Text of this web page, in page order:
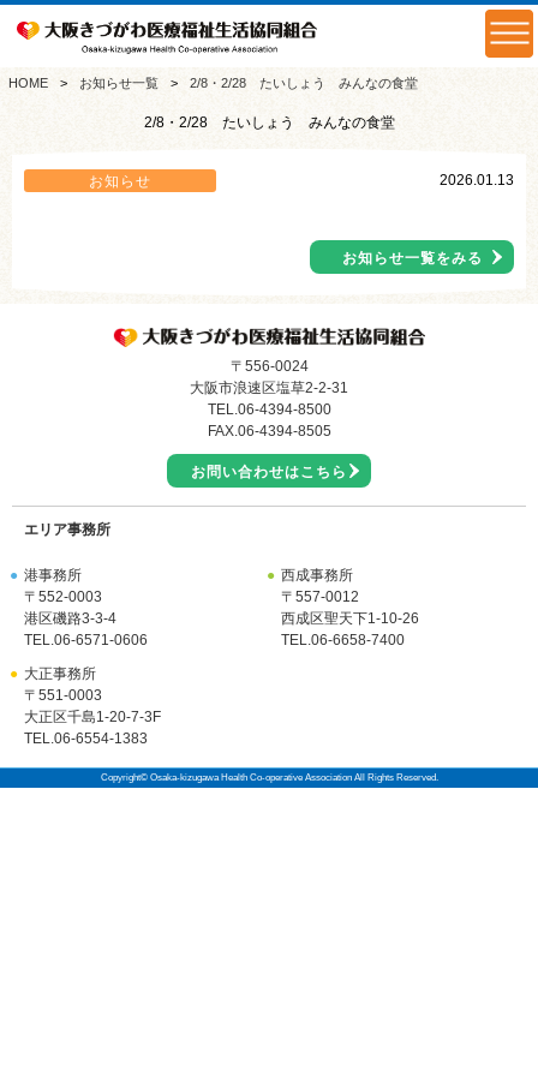
HOME お知らせ一覧 2/8・2/28 たいしょう みんなの食堂
2/8・2/28 たいしょう みんなの食堂
お知らせ 2026.01.13
お知らせ一覧をみる
〒556-0024
大阪市浪速区塩草2-2-31
TEL.06-4394-8500
FAX.06-4394-8505
お問い合わせはこちら
エリア事務所
● 港事務所
〒552-0003
港区磯路3-3-4
TEL.06-6571-0606
● 西成事務所
〒557-0012
西成区聖天下1-10-26
TEL.06-6658-7400
● 大正事務所
〒551-0003
大正区千島1-20-7-3F
TEL.06-6554-1383
Copyright© Osaka-kizugawa Health Co-operative Association All Rights Reserved.